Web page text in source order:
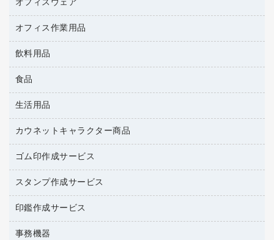
ＵＳＢハブ／ＵＳＢアクセサリー
ＯＡフィルター
ＯＡクリーナー／エアダスター
ＬＡＮケーブル
ＨＤＤ／ＳＳＤ
ディスプレイモニター
ロッカー・下駄箱
その他収納
オフィスアクセサリー
オフィスウェア
医療・介護・ワーキングウェア
ブラウス・シャツ
アウター
オフィス作業用品
養生用品
防災用品
防災用備蓄食品・飲料
台車・脚立
倉庫収納用品
作業用雑貨
梱包用品
梱包用テープ
飲料用品
緑茶飲料
茶葉・インスタント
紅茶・バラエティ飲料
レギュラーコーヒー
ミルク・シュガー
ソフトドリンク
コーヒーメーカー・備品
インスタントコーヒー
食品
食品
菓子
生活用品
浴室用品
台所用洗剤
掃除用品
掃除用洗剤
洗濯用品
カウネットキャラクター商品
カウネットキャラクター商品
ゴム印作成サービス
ゴム印作成サービス
ゴム印（一行印）作成サービス
ゴム印（フリーサイズ印）作成サービス
スタンプ作成サービス
シヤチハタスタンプ作成サービス
カウネットスタンプ作成サービス
印鑑作成サービス
印鑑作成サービス
事務機器